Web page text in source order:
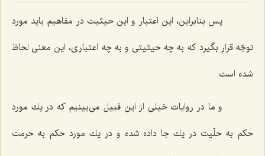
پس بنابراین، این اعتبار و این حیثیت در مفاهیم باید مورد
توجّه قرار بگیرد كه به چه حیثیتى و به چه اعتبارى، این معنى لحاظ
شده است.
و ما در روایات خیلى از این قبیل مى‌بینیم كه در یك مورد
حكم به حلّیت در یك جا داده شده و در یك مورد حكم به حرمت